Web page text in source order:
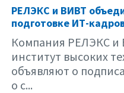
РЕЛЭКС и ВИВТ
подготовке ИТ-
Компания РЕЛЭКС и
институт высоких
объявляют о
о с...